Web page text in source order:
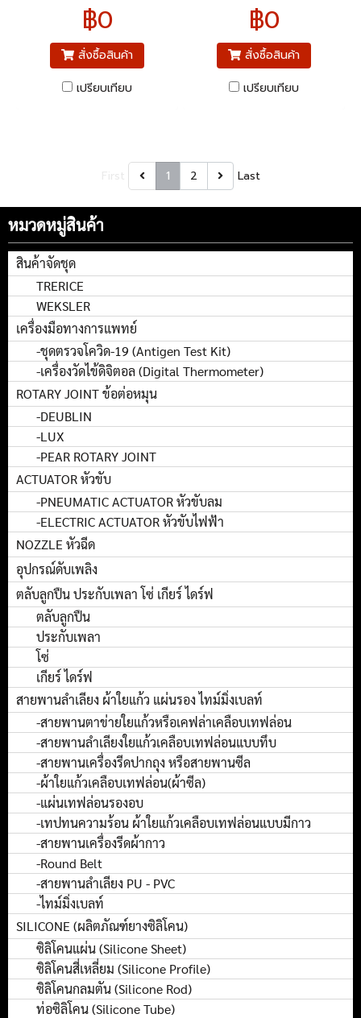
ทาง (2/2 Way) คือมี 2 ช่อง
และ 2 ตำแหน่ง (เปิด-ปิด)
฿0
สั่งซื้อสินค้า
เปรียบเทียบ
฿0
สั่งซื้อสินค้า
เปรียบเทียบ
1 2 Last
หมวดหมู่สินค้า
สินค้าจัดชุด
TRERICE
WEKSLER
เครื่องมือทางการแพทย์
-ชุดตรวจโควิด-19 (Antigen Test Kit)
-เครื่องวัดไข้ดิจิตอล (Digital Thermometer)
ROTARY JOINT ข้อต่อหมุน
-DEUBLIN
-LUX
-PEAR ROTARY JOINT
ACTUATOR หัวขับ
-PNEUMATIC ACTUATOR หัวขับลม
-ELECTRIC ACTUATOR หัวขับไฟฟ้า
NOZZLE หัวฉีด
อุปกรณ์ดับเพลิง
ตลับลูกปืน ประกับเพลา โซ่ เกียร์ ไดร์ฟ
ตลับลูกปืน
ประกับเพลา
โซ่
เกียร์ ไดร์ฟ
สายพานลำเลียง ผ้าใยแก้ว แผ่นรอง ไทม์มิ่งเบลท์
-สายพานตาข่ายใยแก้วหรือเคฟล่าเคลือบเทฟล่อน
-สายพานลำเลียงใยแก้วเคลือบเทฟล่อนแบบทึบ
-สายพานเครื่องรีดปากถุง หรือสายพานซีล
-ผ้าใยแก้วเคลือบเทฟล่อน(ผ้าซีล)
-แผ่นเทฟล่อนรองอบ
-เทปทนความร้อน ผ้าใยแก้วเคลือบเทฟล่อนแบบมีกาว
-สายพานเครื่องรีดผ้ากาว
-Round Belt
-สายพานลำเลียง PU - PVC
-ไทม์มิ่งเบลท์
SILICONE (ผลิตภัณฑ์ยางซิลิโคน)
ซิลิโคนแผ่น (Silicone Sheet)
ซิลิโคนสี่เหลี่ยม (Silicone Profile)
ซิลิโคนกลมตัน (Silicone Rod)
ท่อซิลิโคน (Silicone Tube)